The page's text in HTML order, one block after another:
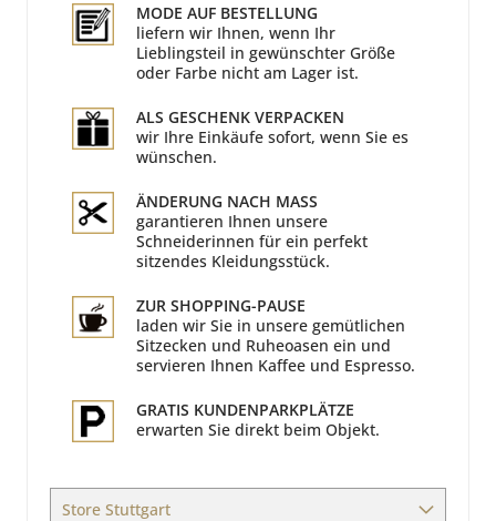
MODE AUF BESTELLUNG
liefern wir Ihnen, wenn Ihr
Lieblingsteil in gewünschter Größe
oder Farbe nicht am Lager ist.
ALS GESCHENK VERPACKEN
wir Ihre Einkäufe sofort, wenn Sie es
wünschen.
ÄNDERUNG NACH MASS
garantieren Ihnen unsere
Schneiderinnen für ein perfekt
sitzendes Kleidungsstück.
ZUR SHOPPING-PAUSE
laden wir Sie in unsere gemütlichen
Sitzecken und Ruheoasen ein und
servieren Ihnen Kaffee und Espresso.
GRATIS KUNDENPARKPLÄTZE
erwarten Sie direkt beim Objekt.
Store Stuttgart